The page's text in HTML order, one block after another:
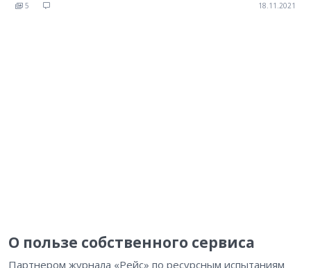
5 18.11.2021
О пользе собственного сервиса
Партнером журнала «Рейс» по ресурсным испытаниям